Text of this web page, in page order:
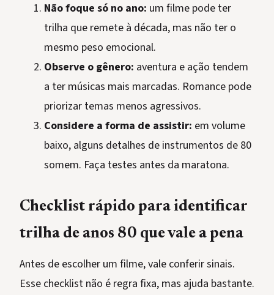
Não foque só no ano: um filme pode ter
trilha que remete à década, mas não ter o
mesmo peso emocional.
Observe o gênero: aventura e ação tendem
a ter músicas mais marcadas. Romance pode
priorizar temas menos agressivos.
Considere a forma de assistir: em volume
baixo, alguns detalhes de instrumentos de 80
somem. Faça testes antes da maratona.
Checklist rápido para identificar
trilha de anos 80 que vale a pena
Antes de escolher um filme, vale conferir sinais.
Esse checklist não é regra fixa, mas ajuda bastante.